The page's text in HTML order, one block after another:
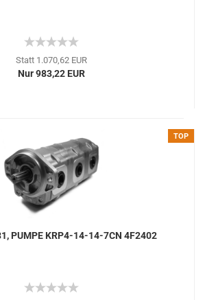
Statt 1.070,62 EUR
Nur 983,22 EUR
TOP
PUMPE KRP4-14-14-7CN 4F2402